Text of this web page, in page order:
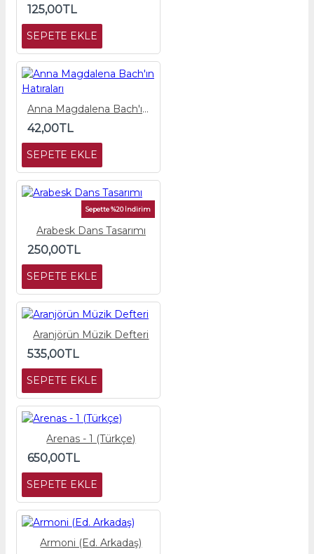
125,00TL
SEPETE EKLE
Anna Magdalena Bach'ın Hatıraları
42,00TL
SEPETE EKLE
Sepette %20 İndirim
Arabesk Dans Tasarımı
250,00TL
SEPETE EKLE
Aranjörün Müzik Defteri
535,00TL
SEPETE EKLE
Arenas - 1 (Türkçe)
650,00TL
SEPETE EKLE
Armoni (Ed. Arkadaş)